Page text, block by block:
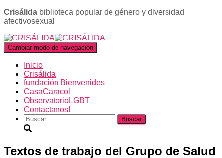
Crisálida biblioteca popular de género y diversidad
afectivosexual
Cambiar modo de navegación
Inicio
Crisálida
fundación Bienvenides
CasaCaracol
ObservatorioLGBT
Contactanos!
Buscar:
Textos de trabajo del Grupo de Salud